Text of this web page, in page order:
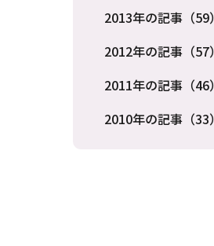
2013年の記事（59）
2012年の記事（57）
2011年の記事（46）
2010年の記事（33）